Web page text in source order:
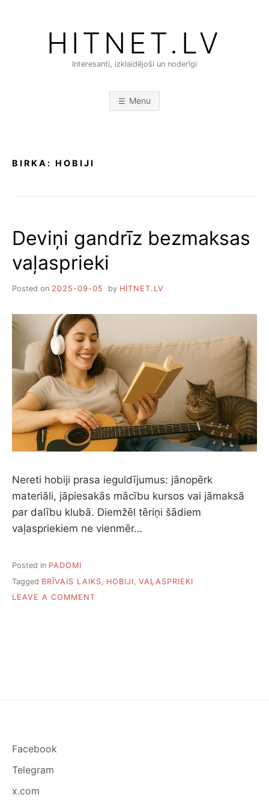
HITNET.LV
Interesanti, izklaidējoši un noderīgi
Menu
BIRKA: HOBIJI
Deviņi gandrīz bezmaksas
vaļasprieki
Posted on 2025-09-05 by HITNET.LV
Nereti hobiji prasa ieguldījumus: jānopērk
materiāli, jāpiesakās mācību kursos vai jāmaksā
par dalību klubā. Diemžēl tēriņi šādiem
vaļaspriekiem ne vienmēr…
Posted in PADOMI
Tagged BRĪVAIS LAIKS HOBIJI VAĻASPRIEKI
LEAVE A COMMENT
Facebook
Telegram
x.com